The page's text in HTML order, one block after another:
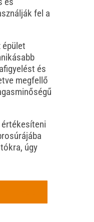
fel a
épület
és
megfellő
úgy